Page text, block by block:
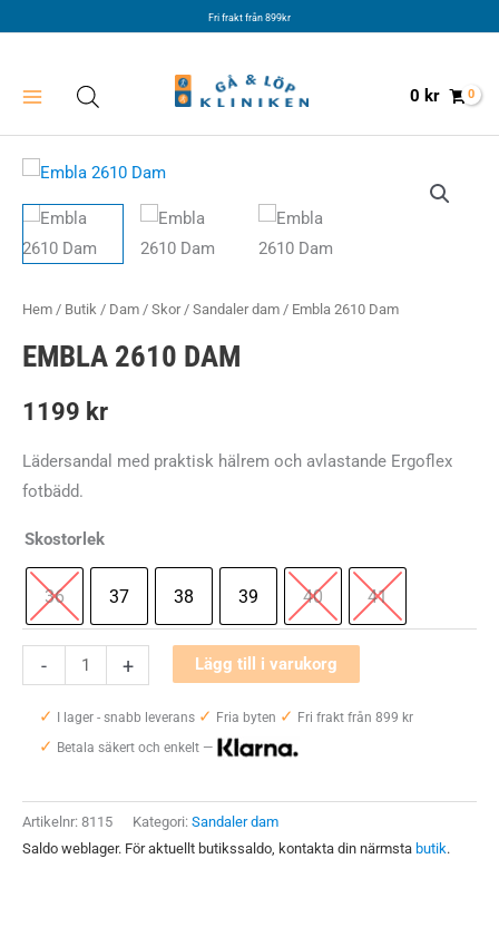
Fri frakt från 899kr
0 kr
Hem / Butik / Dam / Skor/ Sandaler dam / Embla 2610 Dam
EMBLA 2610 DAM
1199 kr
Lädersandal med praktisk hälrem och avlastande Ergoflex
fotbädd.
Skostorlek
36 37 38 39 40 41
-
2610
Dam
mängd
+ Lägg till i varukorg
✓ I lager - snabb leverans ✓ Fria byten ✓ Fri frakt från 899 kr
✓ Betala säkert och enkelt —
Artikelnr: 8115 Kategori: Sandaler dam
Saldo weblager. För aktuellt butikssaldo, kontakta din närmsta butik.